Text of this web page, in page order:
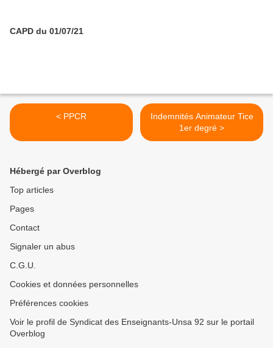
CAPD du 01/07/21
< PPCR
Indemnités Animateur Tice
1er degré >
Hébergé par Overblog
Top articles
Pages
Contact
Signaler un abus
C.G.U.
Cookies et données personnelles
Préférences cookies
Voir le profil de Syndicat des Enseignants-Unsa 92 sur le portail
Overblog